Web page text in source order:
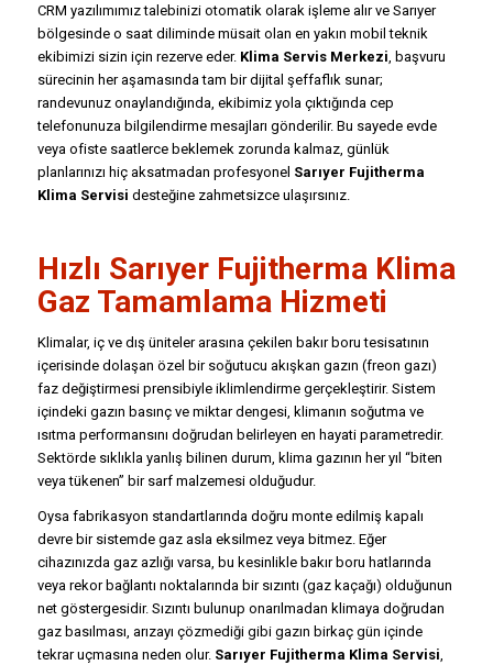
CRM yazılımımız talebinizi otomatik olarak işleme alır ve Sarıyer
bölgesinde o saat diliminde müsait olan en yakın mobil teknik
ekibimizi sizin için rezerve eder. Klima Servis Merkezi, başvuru
sürecinin her aşamasında tam bir dijital şeffaflık sunar;
randevunuz onaylandığında, ekibimiz yola çıktığında cep
telefonunuza bilgilendirme mesajları gönderilir. Bu sayede evde
veya ofiste saatlerce beklemek zorunda kalmaz, günlük
planlarınızı hiç aksatmadan profesyonel Sarıyer Fujitherma
Klima Servisi desteğine zahmetsizce ulaşırsınız.
Hızlı Sarıyer Fujitherma Klima
Gaz Tamamlama Hizmeti
Klimalar, iç ve dış üniteler arasına çekilen bakır boru tesisatının
içerisinde dolaşan özel bir soğutucu akışkan gazın (freon gazı)
faz değiştirmesi prensibiyle iklimlendirme gerçekleştirir. Sistem
içindeki gazın basınç ve miktar dengesi, klimanın soğutma ve
ısıtma performansını doğrudan belirleyen en hayati parametredir.
Sektörde sıklıkla yanlış bilinen durum, klima gazının her yıl “biten
veya tükenen” bir sarf malzemesi olduğudur.
Oysa fabrikasyon standartlarında doğru monte edilmiş kapalı
devre bir sistemde gaz asla eksilmez veya bitmez. Eğer
cihazınızda gaz azlığı varsa, bu kesinlikle bakır boru hatlarında
veya rekor bağlantı noktalarında bir sızıntı (gaz kaçağı) olduğunun
net göstergesidir. Sızıntı bulunup onarılmadan klimaya doğrudan
gaz basılması, arızayı çözmediği gibi gazın birkaç gün içinde
tekrar uçmasına neden olur. Sarıyer Fujitherma Klima Servisi,